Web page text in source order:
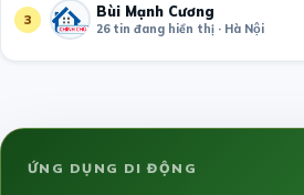
3 Bùi Mạnh Cương
26 tin đang hiển thị · Hà Nội
ỨNG DỤNG DI ĐỘNG